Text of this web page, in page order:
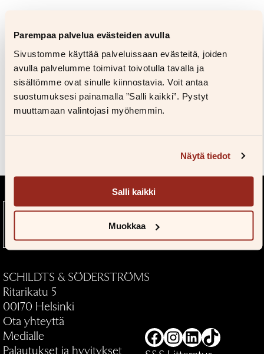
Parempaa palvelua evästeiden avulla
Sivustomme käyttää palveluissaan evästeitä, joiden
avulla palvelumme toimivat toivotulla tavalla ja
sisältömme ovat sinulle kiinnostavia. Voit antaa
suostumuksesi painamalla ”Salli kaikki”. Pystyt
muuttamaan valintojasi myöhemmin.
Näytä tiedot
Salli kaikki
Muokkaa
Muista minut
Kirjaudu sisään
Salasana unohtunut?
Eikö sinulla ole tiliä?
Ari-Matti Hedman
Kustantamo S&S — Kirjallinen
ystäväsi, jonka makuun voit luottaa.
SCHILDTS & SÖDERSTRÖMS
Ritarikatu 5
00170 Helsinki
Ota yhteyttä
Medialle
Palautukset ja hyvitykset
Facebook
Instagram
LinkedIn
TikTok